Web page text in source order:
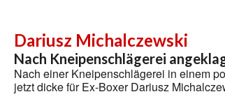
Dariusz Michalczewski
Nach Kneipenschlägerei
Nach einer Kneipenschlägerei in einem
jetzt dicke für Ex-Boxer Dariusz